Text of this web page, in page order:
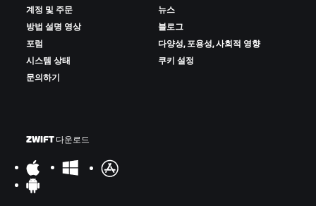
계정 및 주문
방법 설명 영상
포럼
시스템 상태
문의하기
뉴스
블로그
다양성, 포용성, 사회적 영향
쿠키 설정
ZWIFT 다운로드